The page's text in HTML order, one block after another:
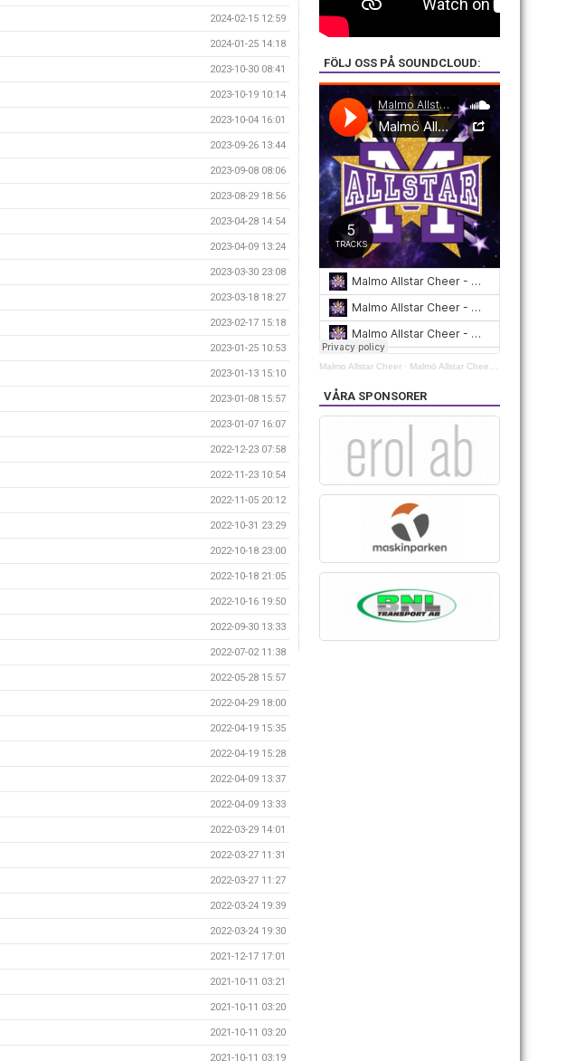
2024-02-15 12:59
2024-01-25 14:18
2023-10-30 08:41
2023-10-19 10:14
2023-10-04 16:01
2023-09-26 13:44
2023-09-08 08:06
2023-08-29 18:56
2023-04-28 14:54
2023-04-09 13:24
2023-03-30 23:08
2023-03-18 18:27
2023-02-17 15:18
2023-01-25 10:53
2023-01-13 15:10
2023-01-08 15:57
2023-01-07 16:07
2022-12-23 07:58
2022-11-23 10:54
2022-11-05 20:12
2022-10-31 23:29
2022-10-18 23:00
2022-10-18 21:05
2022-10-16 19:50
2022-09-30 13:33
2022-07-02 11:38
2022-05-28 15:57
2022-04-29 18:00
2022-04-19 15:35
2022-04-19 15:28
2022-04-09 13:37
2022-04-09 13:33
2022-03-29 14:01
2022-03-27 11:31
2022-03-27 11:27
2022-03-24 19:39
2022-03-24 19:30
2021-12-17 17:01
2021-10-11 03:21
2021-10-11 03:20
2021-10-11 03:20
2021-10-11 03:19
FÖLJ OSS PÅ SOUNDCLOUD:
Malmo Allstar Cheer · Malmö Allstar Cheer 2021/2022
VÅRA SPONSORER